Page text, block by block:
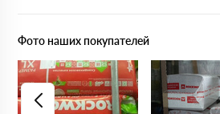
Фото наших покупателей